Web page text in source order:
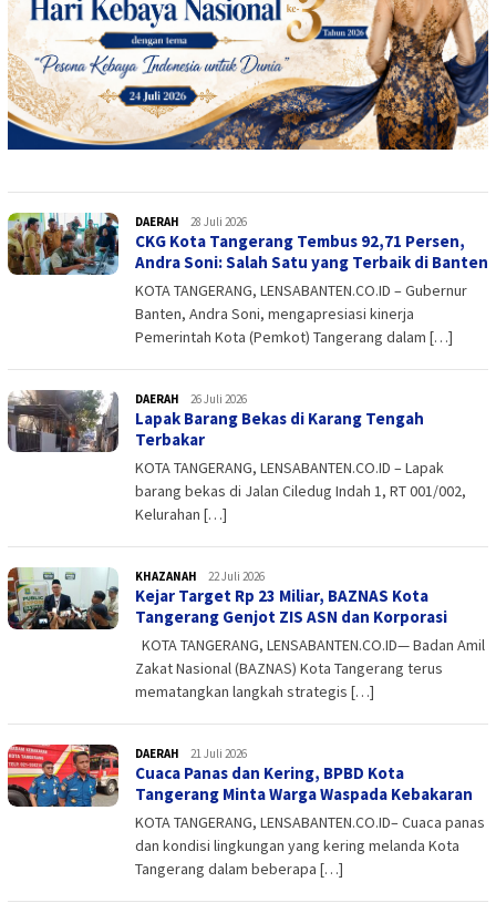
DAERAH admin
28 Juli 2026
CKG Kota Tangerang Tembus 92,71 Persen,
Andra Soni: Salah Satu yang Terbaik di Banten
KOTA TANGERANG, LENSABANTEN.CO.ID – Gubernur
Banten, Andra Soni, mengapresiasi kinerja
Pemerintah Kota (Pemkot) Tangerang dalam […]
DAERAH admin
26 Juli 2026
Lapak Barang Bekas di Karang Tengah
Terbakar
KOTA TANGERANG, LENSABANTEN.CO.ID – Lapak
barang bekas di Jalan Ciledug Indah 1, RT 001/002,
Kelurahan […]
KHAZANAH admin
22 Juli 2026
Kejar Target Rp 23 Miliar, BAZNAS Kota
Tangerang Genjot ZIS ASN dan Korporasi
KOTA TANGERANG, LENSABANTEN.CO.ID— Badan Amil
Zakat Nasional (BAZNAS) Kota Tangerang terus
mematangkan langkah strategis […]
DAERAH admin
21 Juli 2026
Cuaca Panas dan Kering, BPBD Kota
Tangerang Minta Warga Waspada Kebakaran
KOTA TANGERANG, LENSABANTEN.CO.ID– Cuaca panas
dan kondisi lingkungan yang kering melanda Kota
Tangerang dalam beberapa […]